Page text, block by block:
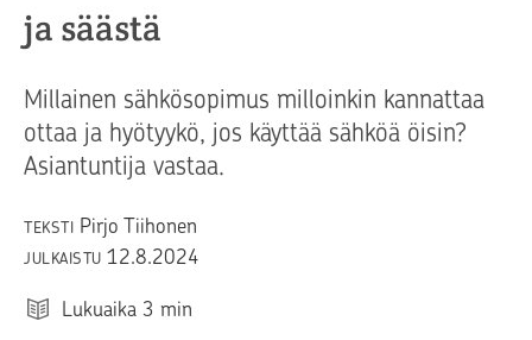
ja säästä
Millainen sähkösopimus milloinkin kannattaa
ottaa ja hyötyykö, jos käyttää sähköä öisin?
Asiantuntija vastaa.
TEKSTI Pirjo Tiihonen
JULKAISTU 12.8.2024
Lukuaika 3 min